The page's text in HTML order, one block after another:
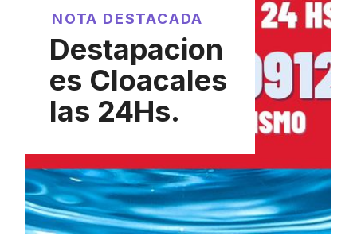
NOTA DESTACADA
Destapacion
es Cloacales
las 24Hs.